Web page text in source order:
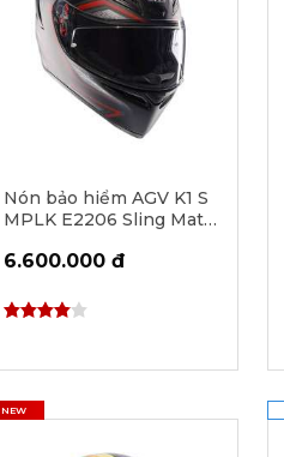
Nón bảo hiểm AGV K1 S
MPLK E2206 Sling Matt
6.600.000 đ
NEW